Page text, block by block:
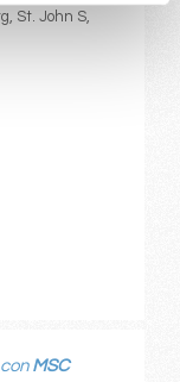
St. John S,
MSC